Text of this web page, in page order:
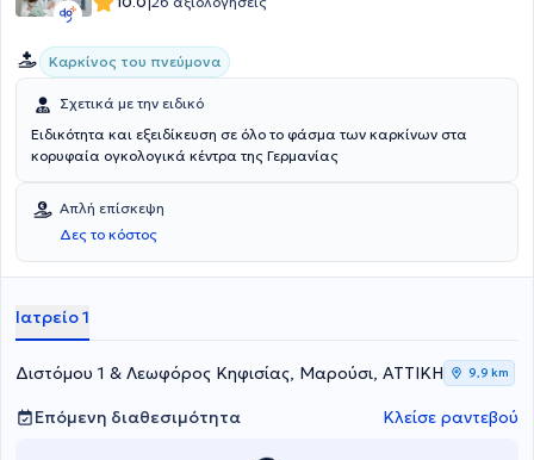
Καρκίνος του πνεύμονα
Σχετικά με την ειδικό
Ειδικότητα και εξειδίκευση σε όλο το φάσμα των καρκίνων στα
κορυφαία ογκολογικά κέντρα της Γερμανίας
Απλή επίσκεψη
Δες το κόστος
Ιατρείο 1
Διστόμου 1 & Λεωφόρος Κηφισίας, Μαρούσι, ΑΤΤΙΚΗ 9,9 km
Επόμενη διαθεσιμότητα Κλείσε ραντεβού